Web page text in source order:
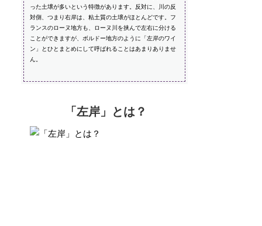
った土壌が多いという特徴があります。反対に、川の反
対側、つまり右岸は、粘土質の土壌がほとんどです。フ
ランスのローヌ地方も、ローヌ川を挟んで左右に分ける
ことができますが、ボルドー地方のように「左岸のワイ
ン」とひとまとめにして呼ばれることはあまりありませ
ん。
「左岸」とは？